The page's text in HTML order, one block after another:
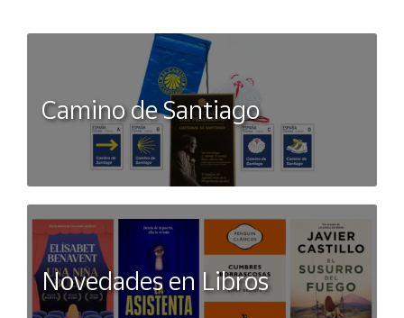
Camino de Santiago
Novedades en Libros